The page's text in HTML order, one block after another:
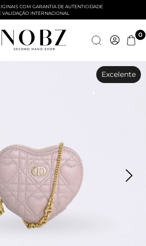
com email ou cpf/cnpj
COM GARANTIA DE AUTENTICIDADE
VALIDAÇÃO INTERNACIONAL
0
Excelente